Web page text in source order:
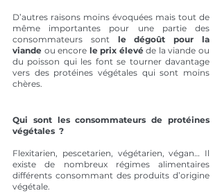
D’autres raisons moins évoquées mais tout de
même importantes pour une partie des
consommateurs sont le dégoût pour la
viande ou encore le prix élevé de la viande ou
du poisson qui les font se tourner davantage
vers des protéines végétales qui sont moins
chères.
Qui sont les consommateurs de protéines
végétales  ?
Flexitarien, pescetarien, végétarien, végan… Il
existe de nombreux régimes alimentaires
différents consommant des produits d’origine
végétale.